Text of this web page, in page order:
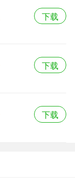
下载
下载
下载